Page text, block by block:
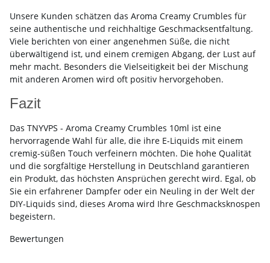
Unsere Kunden schätzen das Aroma Creamy Crumbles für
seine authentische und reichhaltige Geschmacksentfaltung.
Viele berichten von einer angenehmen Süße, die nicht
überwältigend ist, und einem cremigen Abgang, der Lust auf
mehr macht. Besonders die Vielseitigkeit bei der Mischung
mit anderen Aromen wird oft positiv hervorgehoben.
Fazit
Das TNYVPS - Aroma Creamy Crumbles 10ml ist eine
hervorragende Wahl für alle, die ihre E-Liquids mit einem
cremig-süßen Touch verfeinern möchten. Die hohe Qualität
und die sorgfältige Herstellung in Deutschland garantieren
ein Produkt, das höchsten Ansprüchen gerecht wird. Egal, ob
Sie ein erfahrener Dampfer oder ein Neuling in der Welt der
DIY-Liquids sind, dieses Aroma wird Ihre Geschmacksknospen
begeistern.
Bewertungen